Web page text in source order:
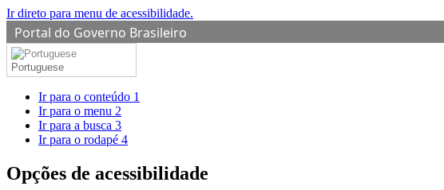
Ir direto para menu de acessibilidade.
Portal do Governo Brasileiro
Portuguese
Ir para o conteúdo 1
Ir para o menu 2
Ir para a busca 3
Ir para o rodapé 4
Opções de acessibilidade